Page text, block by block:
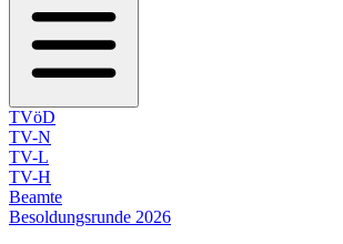
TVöD
TV-N
TV-L
TV-H
Beamte
Besoldungsrunde 2026